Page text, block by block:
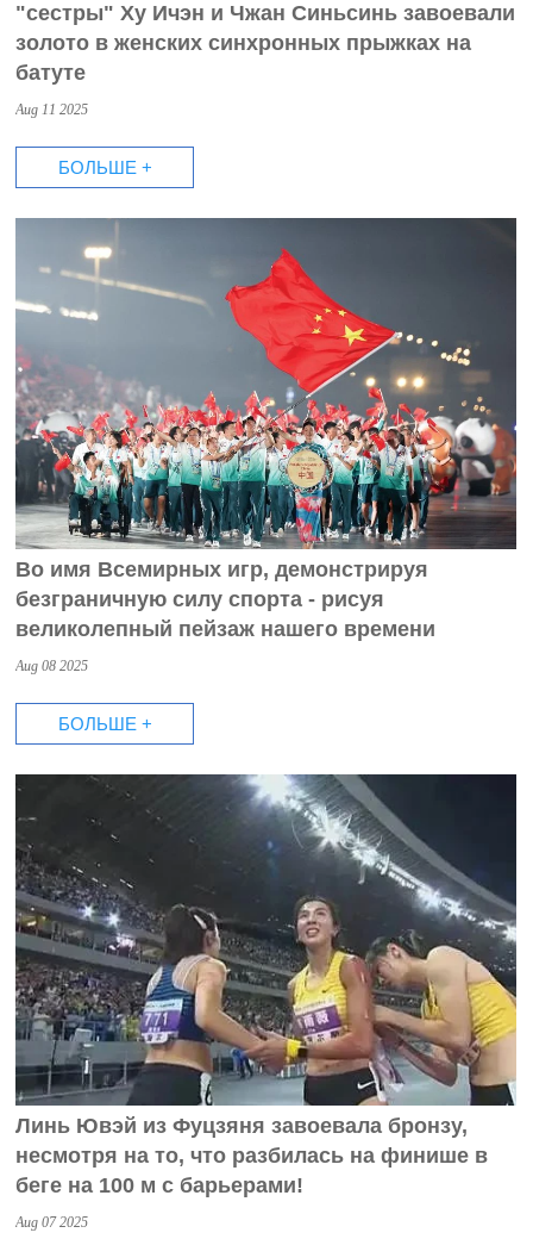
"сестры" Ху Ичэн и Чжан Синьсинь завоевали
золото в женских синхронных прыжках на
батуте
Aug 11 2025
БОЛЬШЕ +
Во имя Всемирных игр, демонстрируя
безграничную силу спорта - рисуя
великолепный пейзаж нашего времени
Aug 08 2025
БОЛЬШЕ +
Линь Ювэй из Фуцзяня завоевала бронзу,
несмотря на то, что разбилась на финише в
беге на 100 м с барьерами!
Aug 07 2025